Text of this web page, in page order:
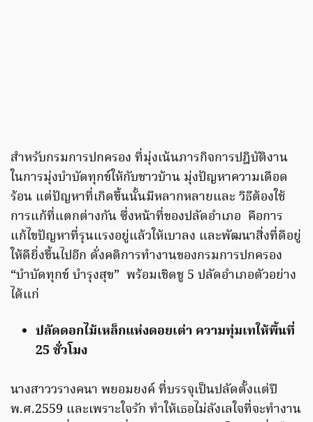
สำหรับกรมการปกครอง ที่มุ่งเน้นภารกิจการปฎิบัติงาน
ในการมุ่งบำบัดทุกข์ให้กับชาวบ้าน มุ่งปัญหาความเดือด
ร้อน แต่ปัญหาที่เกิดขึ้นนั้นมีหลากหลายและ วิธีต้องใช้
การแก้ที่แตกต่างกัน ซึ่งหน้าที่ของปลัดอำเภอ คือการ
แก้ไขปัญหาที่รุนแรงอยู่แล้วให้เบาลง และพัฒนาสิ่งที่ดีอยู่
ให้ดียิ่งขึ้นไปอีก ดั่งคติการทำงานของกรมการปกครอง
“บำบัดทุกข์ บำรุงสุข” พร้อมเชิดชู 5 ปลัดอำเภอตัวอย่าง
ได้แก่
ปลัดดอกไม้เหล็กแห่งดอยเต่า ความทุ่มเทให้พื้นที่
25 ชั่วโมง
นางสาววรางคนา พยอมยงค์ ที่บรรจุเป็นปลัดตั้งแต่ปี
พ.ศ.2559 และเพราะใจรัก ทำให้เธอไม่ลังเลใจที่จะทำงาน